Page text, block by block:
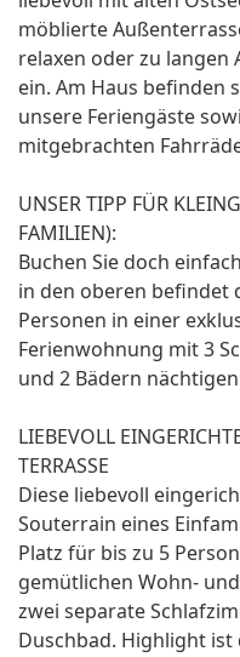
möblierte
relaxen oder zu langen
ein. Am Haus befinden
unsere Feriengäste
mitgebrachten
UNSER TIPP FÜR
FAMILIEN):
Buchen Sie doch
in den oberen befindet
Personen in einer
Ferienwohnung mit 3
und 2 Bädern
LIEBEVOLL
TERRASSE
Diese liebevoll
Souterrain eines
Platz für bis zu 5
gemütlichen Wohn-
zwei separate
Duschbad. Highlight